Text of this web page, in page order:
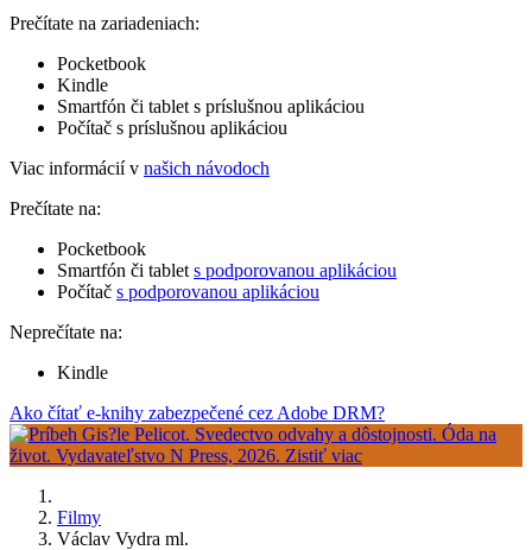
Prečítate na zariadeniach:
Pocketbook
Kindle
Smartfón či tablet s príslušnou aplikáciou
Počítač s príslušnou aplikáciou
Viac informácií v našich návodoch
Prečítate na:
Pocketbook
Smartfón či tablet s podporovanou aplikáciou
Počítač s podporovanou aplikáciou
Neprečítate na:
Kindle
Ako čítať e-knihy zabezpečené cez Adobe DRM?
Filmy
Václav Vydra ml.